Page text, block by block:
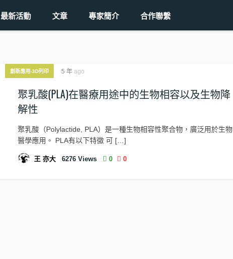
最新活動 文章 專家簡介 合作聯繫
創新應用-3D列印 5 年 ago
聚乳酸(PLA)在醫療用途中的生物相容以及生物降
解性
聚乳酸（Polylactide, PLA）是一種生物相容性聚合物，廣泛用於生物
醫學應用。 PLA有以下特徵 可 […]
王 亦大 6276 Views 0 0